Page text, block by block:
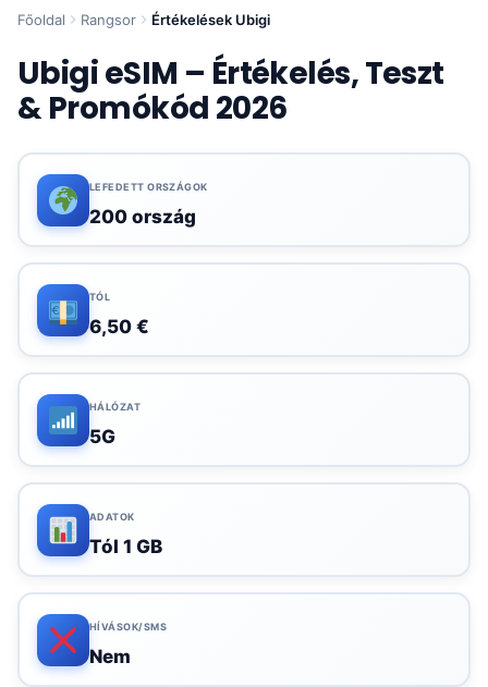
Főoldal Rangsor Értékelések Ubigi
Ubigi eSIM – Értékelés, Teszt
& Promókód 2026
LEFEDETT ORSZÁGOK
200 ország
TÓL
6,50 €
HÁLÓZAT
5G
ADATOK
Tól 1 GB
HÍVÁSOK/SMS
Nem